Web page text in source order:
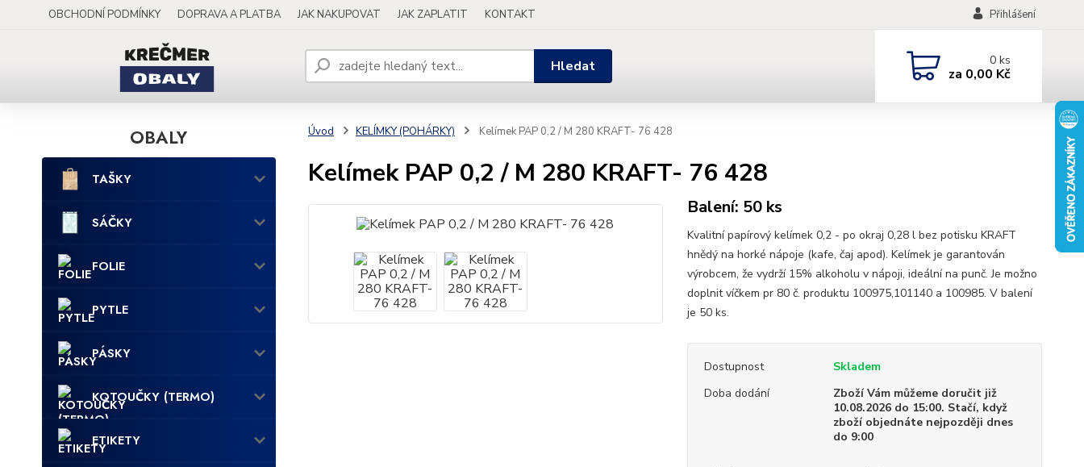
OBCHODNÍ PODMÍNKY DOPRAVA A PLATBA JAK NAKUPOVAT JAK ZAPLATIT KONTAKT Přihlášení
Hledat 0ks
za 0,00 Kč
OBALY
TAŠKY
SÁČKY
FOLIE
PYTLE
PÁSKY
KOTOUČKY (TERMO)
ETIKETY
Úvod KELÍMKY (POHÁRKY) Kelímek PAP 0,2 / M 280 KRAFT- 76 428
Kelímek PAP 0,2 / M 280 KRAFT- 76 428
Balení: 50 ks
Kvalitní papírový kelímek 0,2 - po okraj 0,28 l bez potisku KRAFT
hnědý na horké nápoje (kafe, čaj apod). Kelímek je garantován
výrobcem, že vydrží 15% alkoholu v nápoji, ideální na punč. Je možno
doplnit víčkem pr 80 č. produktu 100975,101140 a 100985. V balení
je 50 ks.
Dostupnost
Skladem
Doba dodání
Zboží Vám můžeme doručit již
10.08.2026 do 15:00. Stačí, když
zboží objednáte nejpozději dnes
do 9:00